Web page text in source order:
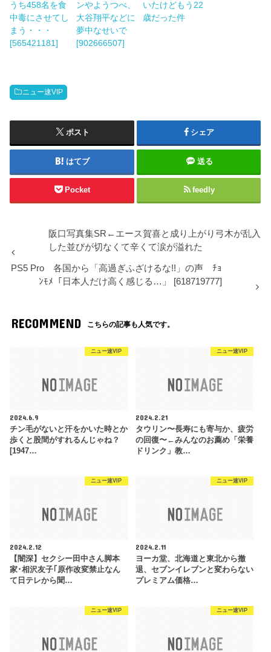
うち458名を食
中毒にさせてし
まう・・・
[565421181]
ンやようつべ、
大谷翔平などに
夢中なせいで
[902666507]
いたけどもう22
歳だった件
ニュー速VIP
ポスト シェア
はてブ 送る
Pocket feedly
阪口写真集SR←エース賀喜と成り上がり弓木が乱入
した並びが切なくて辛くて涙が溢れた
PS5 Pro 各国から「高過ぎふざけるな!!」の声 ﾁｮ
ﾝﾓﾒ「日本人だけ高く感じる…」 [618719777]
RECOMMEND こちらの記事も人気です。
ニュー速VIP
2024.6.9
チン毛がないと汗をかいた時とか
歩くと股間がすれるんじゃね？
[1947…
ニュー速VIP
2024.2.21
タウリン〜長寿にも寄与か、疲労
の回復〜←みんなのお薦め「栄養
ドリンク」教…
ニュー速VIP
2024.2.12
【闇深】セクシー田中さん脚本
家･相沢友子｢原作改変禁止なん
て日テレから聞…
ニュー速VIP
2024.2.11
ヨーカ堂、北海道と東北から撤
退、セブンイレブンと変わらない
プレミアム価格…
ニュー速VIP ニュー速VIP